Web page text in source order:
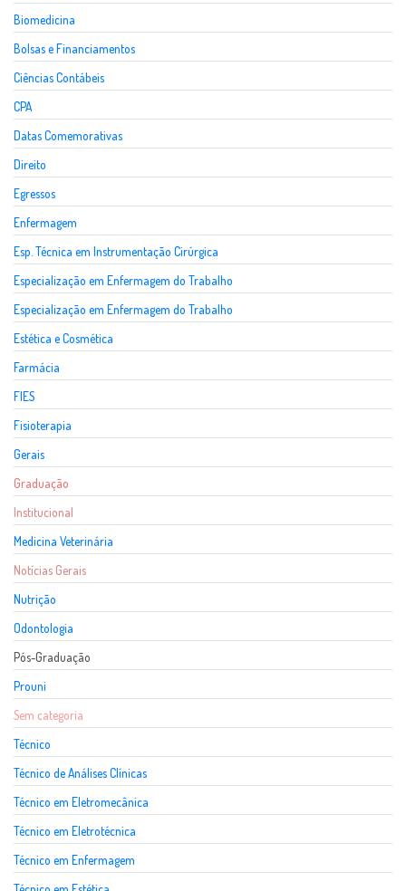
Biomedicina
Bolsas e Financiamentos
Ciências Contábeis
CPA
Datas Comemorativas
Direito
Egressos
Enfermagem
Esp. Técnica em Instrumentação Cirúrgica
Especialização em Enfermagem do Trabalho
Especialização em Enfermagem do Trabalho
Estética e Cosmética
Farmácia
FIES
Fisioterapia
Gerais
Graduação
Institucional
Medicina Veterinária
Notícias Gerais
Nutrição
Odontologia
Pós-Graduação
Prouni
Sem categoria
Técnico
Técnico de Análises Clínicas
Técnico em Eletromecânica
Técnico em Eletrotécnica
Técnico em Enfermagem